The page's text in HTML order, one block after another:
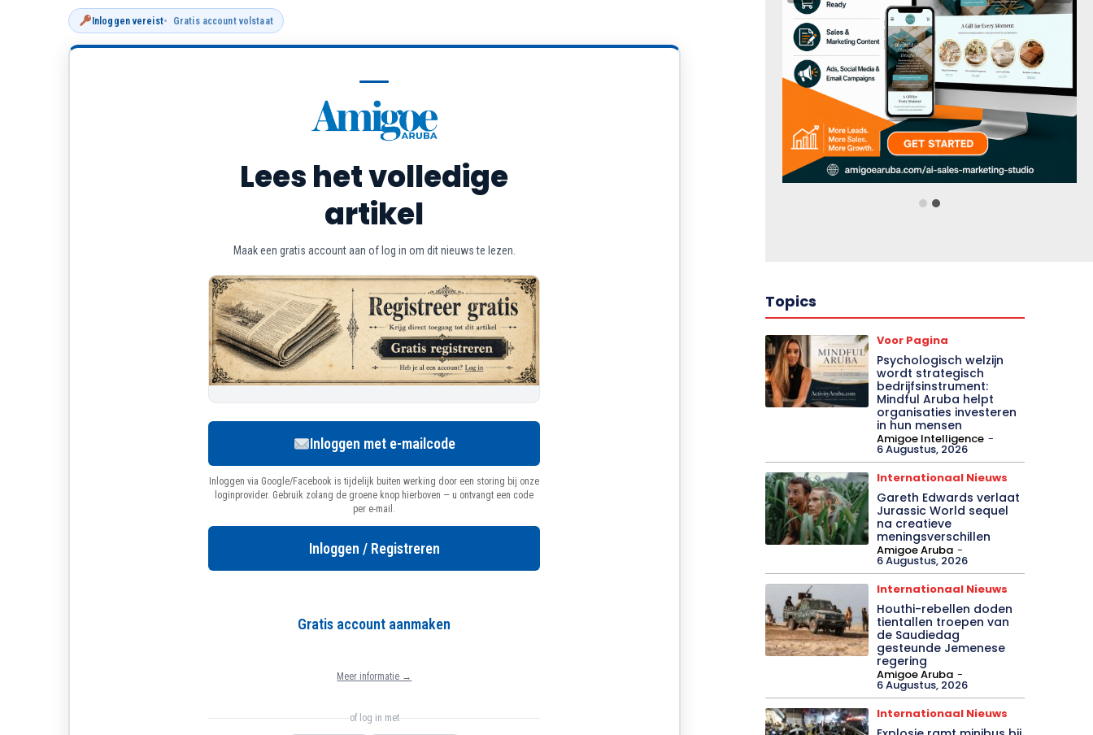
Inloggen vereist Gratis account volstaat
Lees het volledige
artikel
Maak een gratis account aan of log in om dit nieuws te lezen.
Inloggen met e-mailcode
Inloggen via Google/Facebook is tijdelijk buiten werking door een storing bij onze
loginprovider. Gebruik zolang de groene knop hierboven — u ontvangt een code
per e-mail.
Inloggen / Registreren
Gratis account aanmaken
Meer informatie →
of log in met
Topics
Voor Pagina
Psychologisch welzijn
wordt strategisch
bedrijfsinstrument:
Mindful Aruba helpt
organisaties investeren
in hun mensen
Amigoe Intelligence -
6 Augustus, 2026
Internationaal Nieuws
Gareth Edwards verlaat
Jurassic World sequel
na creatieve
meningsverschillen
Amigoe Aruba -
6 Augustus, 2026
Internationaal Nieuws
Houthi-rebellen doden
tientallen troepen van
de Saudiedag
gesteunde Jemenese
regering
Amigoe Aruba -
6 Augustus, 2026
Internationaal Nieuws